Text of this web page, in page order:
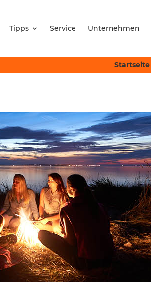
Tipps Service Unternehmen
Startseite